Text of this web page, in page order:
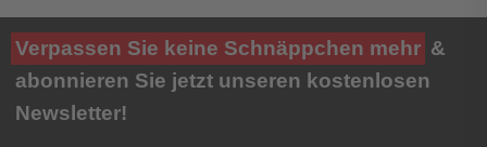
Ihre Bewertung**
★★★★★
Titel**
Verpassen Sie keine Schnäppchen mehr &
abonnieren Sie jetzt unseren kostenlosen
Newsletter!